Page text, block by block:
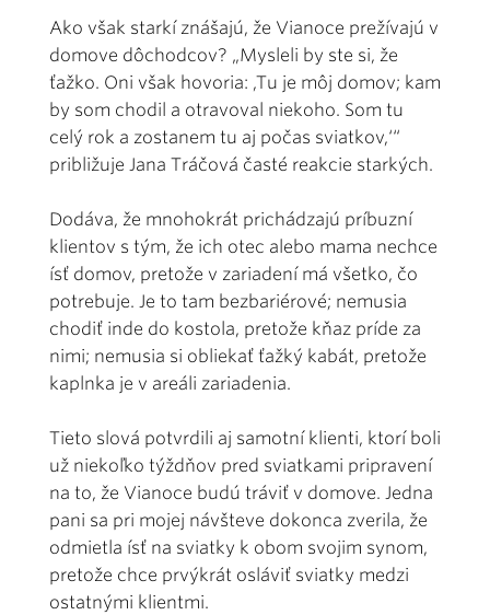
Ako však starkí znášajú, že Vianoce prežívajú v
domove dôchodcov? „Mysleli by ste si, že
ťažko. Oni však hovoria: ,Tu je môj domov; kam
by som chodil a otravoval niekoho. Som tu
celý rok a zostanem tu aj počas sviatkov,‘“
približuje Jana Tráčová časté reakcie starkých.
Dodáva, že mnohokrát prichádzajú príbuzní
klientov s tým, že ich otec alebo mama nechce
ísť domov, pretože v zariadení má všetko, čo
potrebuje. Je to tam bezbariérové; nemusia
chodiť inde do kostola, pretože kňaz príde za
nimi; nemusia si obliekať ťažký kabát, pretože
kaplnka je v areáli zariadenia.
Tieto slová potvrdili aj samotní klienti, ktorí boli
už niekoľko týždňov pred sviatkami pripravení
na to, že Vianoce budú tráviť v domove. Jedna
pani sa pri mojej návšteve dokonca zverila, že
odmietla ísť na sviatky k obom svojim synom,
pretože chce prvýkrát osláviť sviatky medzi
ostatnými klientmi.